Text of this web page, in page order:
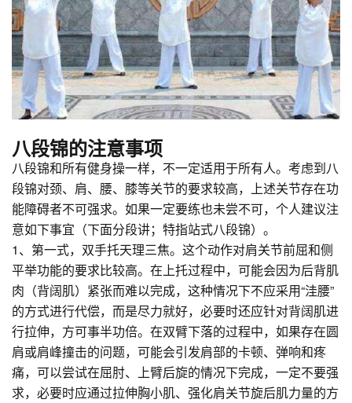
八段锦的注意事项
八段锦和所有健身操一样，不一定适用于所有人。考虑到八
段锦对颈、肩、腰、膝等关节的要求较高，上述关节存在功
能障碍者不可强求。如果一定要练也未尝不可，个人建议注
意如下事宜（下面分段讲；特指站式八段锦）。
1、第一式，双手托天理三焦。这个动作对肩关节前屈和侧
平举功能的要求比较高。在上托过程中，可能会因为后背肌
肉（背阔肌）紧张而难以完成，这种情况下不应采用“洼腰”
的方式进行代偿，而是尽力就好，必要时还应针对背阔肌进
行拉伸，方可事半功倍。在双臂下落的过程中，如果存在圆
肩或肩峰撞击的问题，可能会引发肩部的卡顿、弹响和疼
痛，可以尝试在屈肘、上臂后旋的情况下完成，一定不要强
求，必要时应通过拉伸胸小肌、强化肩关节旋后肌力量的方